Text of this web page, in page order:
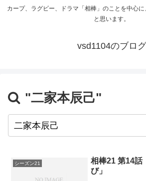
カープ、ラグビー、ドラマ「相棒」のことを中心
と思います。
vsd1104のブログ
"二家本辰己"
シーズン21
相棒21 第14話
び」